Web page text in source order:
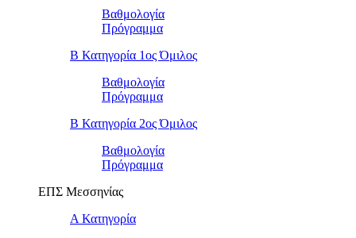
Βαθμολογία
Πρόγραμμα
Β Κατηγορία 1ος Όμιλος
Βαθμολογία
Πρόγραμμα
Β Κατηγορία 2ος Όμιλος
Βαθμολογία
Πρόγραμμα
ΕΠΣ Μεσσηνίας
Α Κατηγορία